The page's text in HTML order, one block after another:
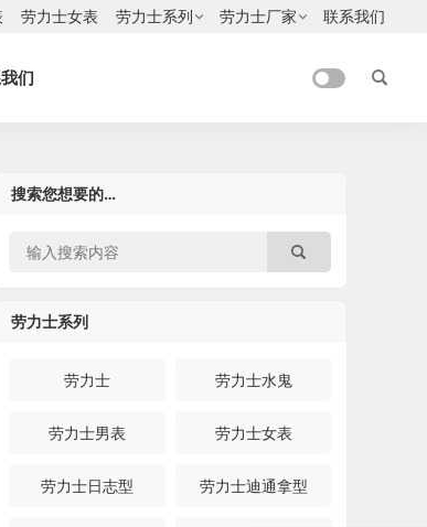
劳力士女表 劳力士系列 劳力士厂家 联系我们
们
搜索您想要的…
劳力士系列
劳力士 劳力士水鬼
劳力士男表 劳力士女表
劳力士日志型 劳力士迪通拿型